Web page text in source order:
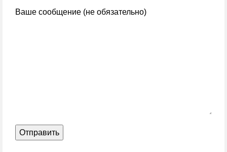
Ваше сообщение (не обязательно)